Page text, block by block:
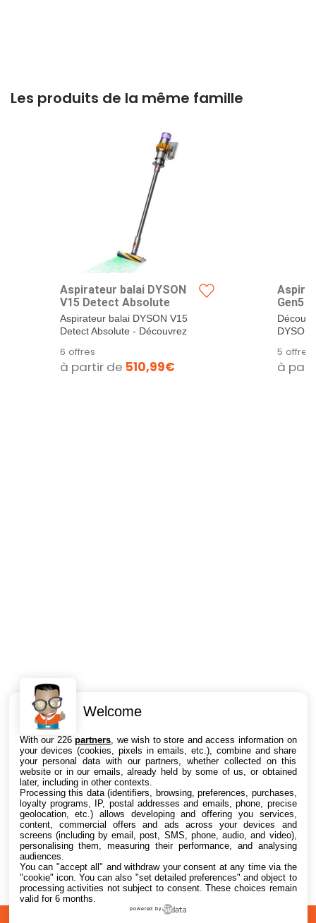
Les produits de la même famille
Aspirateur balai DYSON
V15 Detect Absolute
Aspirateur balai DYSON V15
Detect Absolute - Découvrez
6 offres
à partir de 510,99€
Gen5
DYSON
5 offres
à
Intéressant ? Partagez !
Welcome
With our 226partners , we wish to store and access information on
your devices (cookies, pixels in emails, etc.), combine and share
your personal data with our partners, whether collected on this
website or in our emails, already held by some of us, or obtained
later, including in other contexts.
Processing this data (identifiers, browsing, preferences, purchases,
loyalty programs, IP, postal addresses and emails, phone, precise
geolocation, etc.) allows developing and offering you services,
content, commercial offers and ads across your devices and
screens (including by email, post, SMS, phone, audio, and video),
personalising them, measuring their performance, and analysing
audiences.
You can "accept all" and withdraw your consent at any time via the
"cookie" icon. You can also "set detailed preferences" and object to
processing activities not subject to consent. These choices remain
valid for 6 months.
powered by